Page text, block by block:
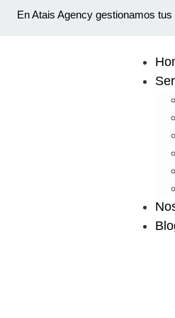
En Atais Agency gestionamos tus